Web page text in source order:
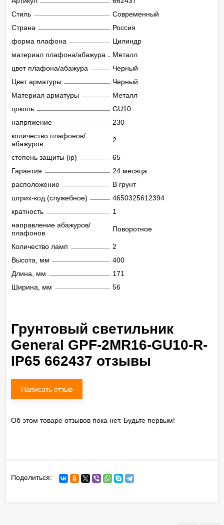
Стиль
Современный
Страна
Россия
форма плафона
Цилиндр
материал плафона/абажура
Металл
цвет плафона/абажура
Черный
Цвет арматуры
Черный
Материал арматуры
Металл
цоколь
GU10
напряжение
230
количество плафонов/
абажуров
2
степень защиты (ip)
65
Гарантия
24 месяца
расположение
В грунт
штрих-код (служебное)
4650325612394
кратность
1
направление абажуров/
плафонов
Поворотное
Количество ламп
2
Высота, мм
400
Длина, мм
171
Ширина, мм
56
Грунтовый светильник
General GPF-2MR16-GU10-R-
IP65 662437 отзывы
Написать отзыв
Об этом товаре отзывов пока нет. Будьте первым!
Поделиться: